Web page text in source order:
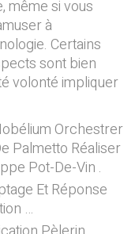
même si vous
à
Certains
sont bien
volonté impliquer
Orchestrer
Palmetto Réaliser
Pot-De-Vin .
Et Réponse
…